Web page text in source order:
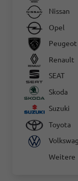
Nissan
Opel
Peugeot
Renault
SEAT
Skoda
Suzuki
Toyota
Weitere